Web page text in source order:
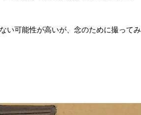
い可能性が高いが、念のために撮ってみ